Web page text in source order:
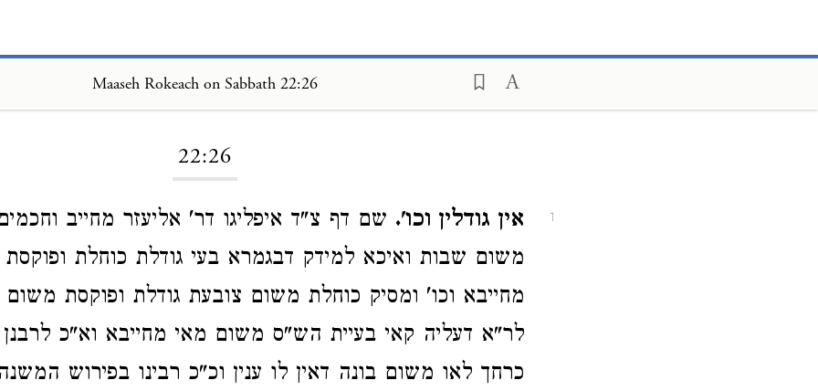
Maaseh Rokeach on Sabbath 22:26
22:26
1 אין גודלין וכו'. שם דף צ"ד איפליגו דר' אליעזר מחייב
משום שבות ואיכא למידק דבגמרא בעי גודלת כוחלת
מחייבא וכו' ומסיק כוחלת משום צובעת גודלת ופוקסת משום
לר"א דעליה קאי בעיית הש"ס משום מאי מחייבא וא"כ
כרחך לאו משום בונה דאין לו ענין וכ"כ רבינו בפירוש